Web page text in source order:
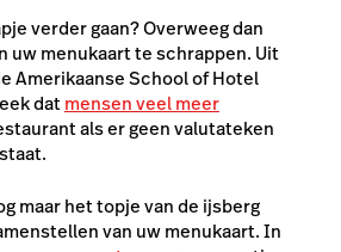
verder gaan? Overweeg dan
uw menukaart te schrappen. Uit
Amerikaanse School of Hotel
datmensen veel meer
als er geen valutateken
maar het topje van de ijsberg
van uw menukaart. In